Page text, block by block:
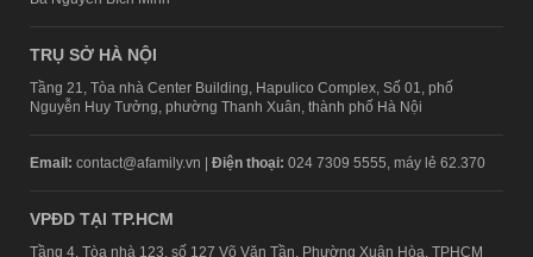
TRỤ SỞ HÀ NỘI
Tầng 21, Tòa nhà Center Building, Hapulico Complex, Số 01, phố
Nguyễn Huy Tưởng, phường Thanh Xuân, thành phố Hà Nội
Email: contact@afamily.vn | Điện thoại: 024 7309 5555, máy lẻ 62.370
VPĐD TẠI TP.HCM
Tầng 4, Tòa nhà 123, số 127 Võ Văn Tần, Phường Xuân Hòa, TPHCM